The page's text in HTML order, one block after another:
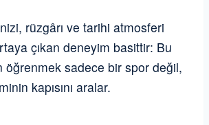
rüzgârı ve tarihi atmosferi
çıkan deneyim basittir: Bu
öğrenmek sadece bir spor değil,
kapısını aralar.